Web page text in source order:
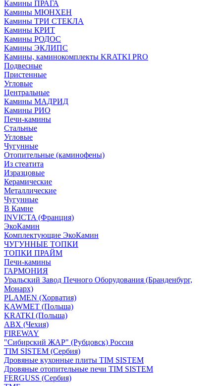
Камины ПРАГА
Камины МЮНХЕН
Камины ТРИ СТЕКЛА
Камины КРИТ
Камины РОДОС
Камины ЭКЛИПС
Камины, каминокомплекты KRATKI PRO
Подвесные
Пристенные
Угловые
Центральные
Камины МАДРИД
Камины РИО
Печи-камины
Стальные
Угловые
Чугунные
Отопительные (каминофены)
Из стеатита
Изразцовые
Керамические
Металлические
Чугунные
В Камне
INVICTA (Франция)
ЭкоКамин
Комплектующие ЭкоКамин
ЧУГУННЫЕ ТОПКИ
ТОПКИ ПРАЙМ
Печи-камины
ГАРМОНИЯ
Уральский Завод Печного Оборудования (Бранденбург,
Монарх)
PLAMEN (Хорватия)
KAWMET (Польша)
KRATKI (Польша)
ABX (Чехия)
FIREWAY
"Сибирский ЖАР" (Рубцовск) Россия
TIM SISTEM (Сербия)
Дровяные кухонные плиты TIM SISTEM
Дровяные отопительные печи TIM SISTEM
FERGUSS (Сербия)